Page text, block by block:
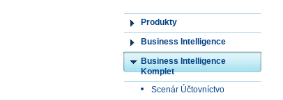
Produkty
Business Intelligence
Business Intelligence
Komplet
Scenár Účtovníctvo